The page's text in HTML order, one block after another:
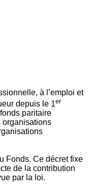
à l’emploi et
depuis le 1er
paritaire
organisations
Fonds. Ce décret fixe
de la contribution
par la loi.